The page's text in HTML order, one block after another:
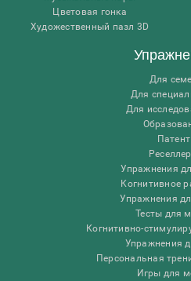
Цветовая гонка
Художественный пазл 3D
Для
Для
Для
Патент
Упражнения
Когнитивное
Упражнения
Тесты для
Когнитивно-
Упражнения
Персональная
Игры для